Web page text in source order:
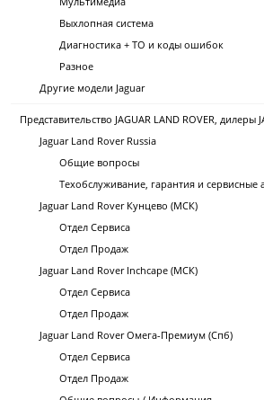
Выхлопная система
Диагностика + ТО и коды ошибок
Разное
Другие модели Jaguar
Представительство JAGUAR LAND ROVER, дилеры
Jaguar Land Rover Russia
Общие вопросы
Техобслуживание, гарантия и сервисные
Jaguar Land Rover Кунцево (МСК)
Отдел Сервиса
Отдел Продаж
Jaguar Land Rover Inchcape (МСК)
Отдел Сервиса
Отдел Продаж
Jaguar Land Rover Омега-Премиум (Спб)
Отдел Сервиса
Отдел Продаж